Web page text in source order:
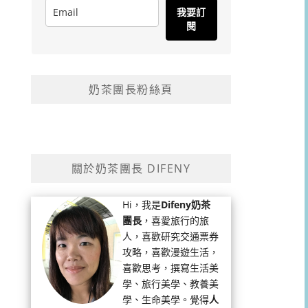
我要訂
閱
奶茶團長粉絲頁
關於奶茶團長 DIFENY
Hi，我是Difeny奶茶
團長 ，喜愛旅行的旅
人，喜歡研究交通票券
攻略，喜歡漫遊生活，
喜歡思考，撰寫生活美
學、旅行美學、教養美
學、生命美學。覺得人